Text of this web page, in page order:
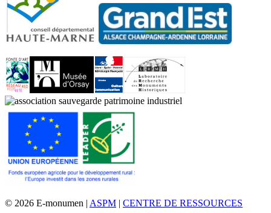
© 2026 E-monumen | ASPM | CENTRE DE RESSOURCES